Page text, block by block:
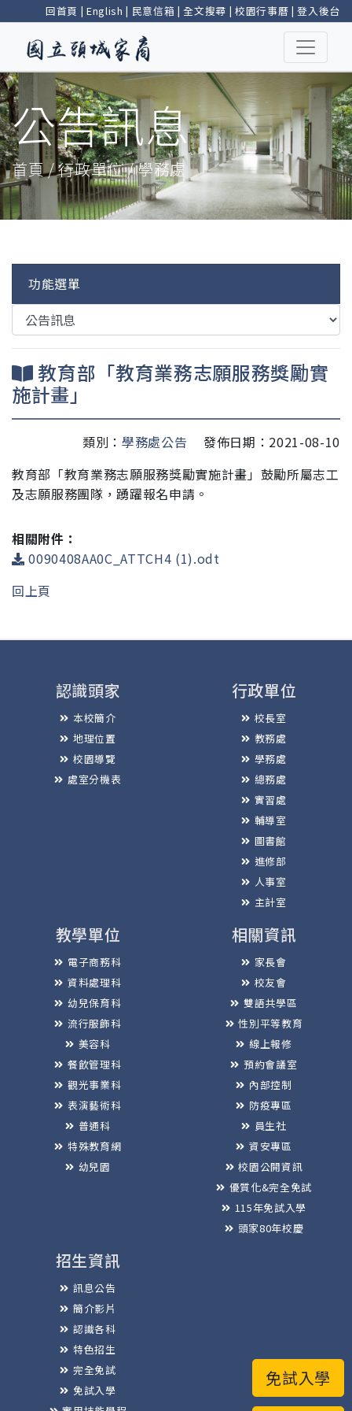
回首頁 | English | 民意信箱 |全文搜尋 | 校園行事曆 |登入後台
公告訊息
首頁 / 行政單位 / 學務處
功能選單
教育部「教育業務志願服務獎勵實
施計畫」
類別： 學務處公告
發佈日期：2021-08-10
教育部「教育業務志願服務獎勵實施計畫」鼓勵所屬志工
及志願服務團隊，踴躍報名申請。
相關附件：
0090408AA0C_ATTCH4 (1).odt
回上頁
免試入學
認識頭家
本校簡介
地理位置
校園導覽
處室分機表
行政單位
校長室
教務處
學務處
總務處
實習處
輔導室
圖書館
進修部
人事室
主計室
教學單位
電子商務科
資料處理科
幼兒保育科
流行服飾科
美容科
餐飲管理科
觀光事業科
表演藝術科
普通科
特殊教育網
幼兒園
相關資訊
家長會
校友會
雙語共學區
性別平等教育
線上報修
預約會議室
內部控制
防疫專區
員生社
資安專區
校園公開資訊
優質化&完全免試
115年免試入學
頭家80年校慶
招生資訊
訊息公告
簡介影片
認識各科
特色招生
完全免試
免試入學